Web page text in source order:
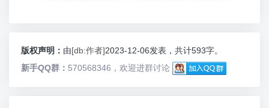
版权声明： 由[db:作者]2023-12-06发表，共计593字。
新手QQ群： 570568346，欢迎进群讨论